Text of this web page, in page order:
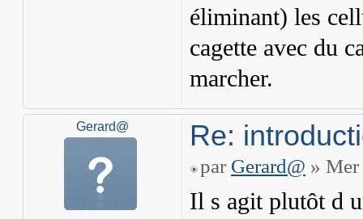
éliminant) les
cagette avec du
marcher.
Gerard@ Re:
par Gerard@ »
Il s agit plutôt d